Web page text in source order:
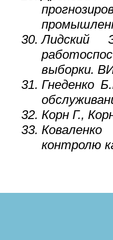
Лидский
выборки.
Гнеденко
Корн Г.,
контролю